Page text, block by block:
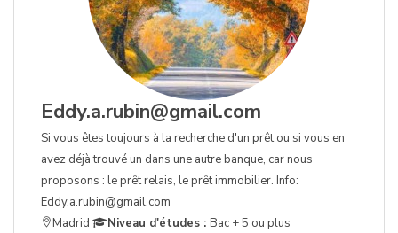
Eddy.a.rubin@gmail.com
Si vous êtes toujours à la recherche d'un prêt ou si vous en
avez déjà trouvé un dans une autre banque, car nous
proposons : le prêt relais, le prêt immobilier. Info:
Eddy.a.rubin@gmail.com
Madrid
Niveau d'études : Bac + 5 ou plus